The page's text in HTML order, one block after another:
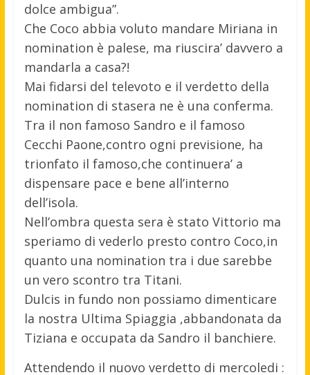
dolce ambigua”.
Che Coco abbia voluto mandare Miriana in
nomination è palese, ma riuscira’ davvero a
mandarla a casa?!
Mai fidarsi del televoto e il verdetto della
nomination di stasera ne è una conferma.
Tra il non famoso Sandro e il famoso
Cecchi Paone,contro ogni previsione, ha
trionfato il famoso,che continuera’ a
dispensare pace e bene all’interno
dell’isola.
Nell’ombra questa sera è stato Vittorio ma
speriamo di vederlo presto contro Coco,in
quanto una nomination tra i due sarebbe
un vero scontro tra Titani.
Dulcis in fundo non possiamo dimenticare
la nostra Ultima Spiaggia ,abbandonata da
Tiziana e occupata da Sandro il banchiere.
Attendendo il nuovo verdetto di mercoledi :